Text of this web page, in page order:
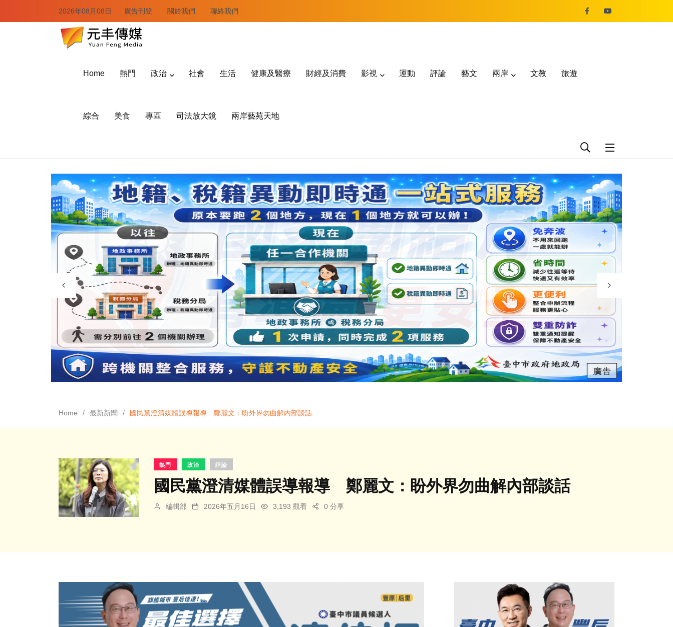
2026年08月08日 廣告刊登 關於我們 聯絡我們
Home 熱門 政治 社會 生活 健康及醫療 財經及消費 影視 運動 評論 藝文 兩岸 文教 旅遊
綜合 美食 專區 司法放大鏡 兩岸藝苑天地
Home 最新新聞 國民黨澄清媒體誤導報導 鄭麗文：盼外界勿曲解內部談話
熱門 政治 評論
國民黨澄清媒體誤導報導 鄭麗文：盼外界勿曲解內部談話
編輯部 2026年五月16日 3,193 觀看 0 分享